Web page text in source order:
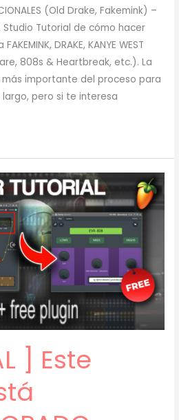
(Old Drake, Fakemink) –
Studio Tutorial de cómo hacer
DRAKE, KANYE WEST
808s & Heartbreak, etc.). La
importante del proceso para
pero si te interesa
] Este